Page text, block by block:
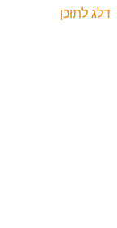
דלג לתוכן